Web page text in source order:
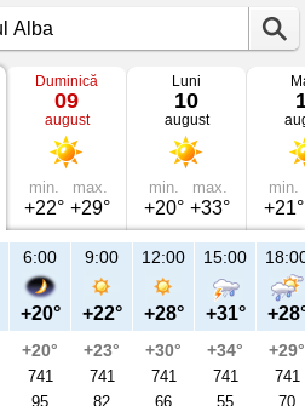
Duminică
09
august
min.
+22°
max.
+29°
Luni
10
august
min.
+20°
max.
+33°
min.
+21°
6:00
+20°
+20°
741
95
9:00
+22°
+23°
741
82
12:00
+28°
+30°
741
66
15:00
+31°
+34°
741
55
+29°
741
70